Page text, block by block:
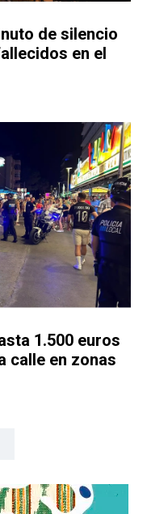
de silencio
en el
1.500 euros
calle en zonas